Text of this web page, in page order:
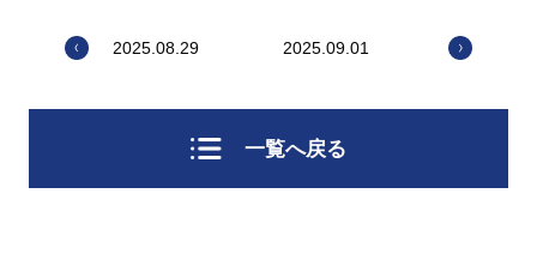
2025.08.29 2025.09.01
一覧へ戻る